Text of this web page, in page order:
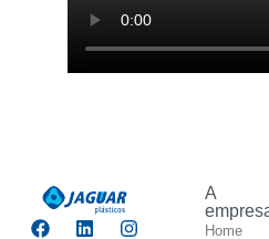
A
Home